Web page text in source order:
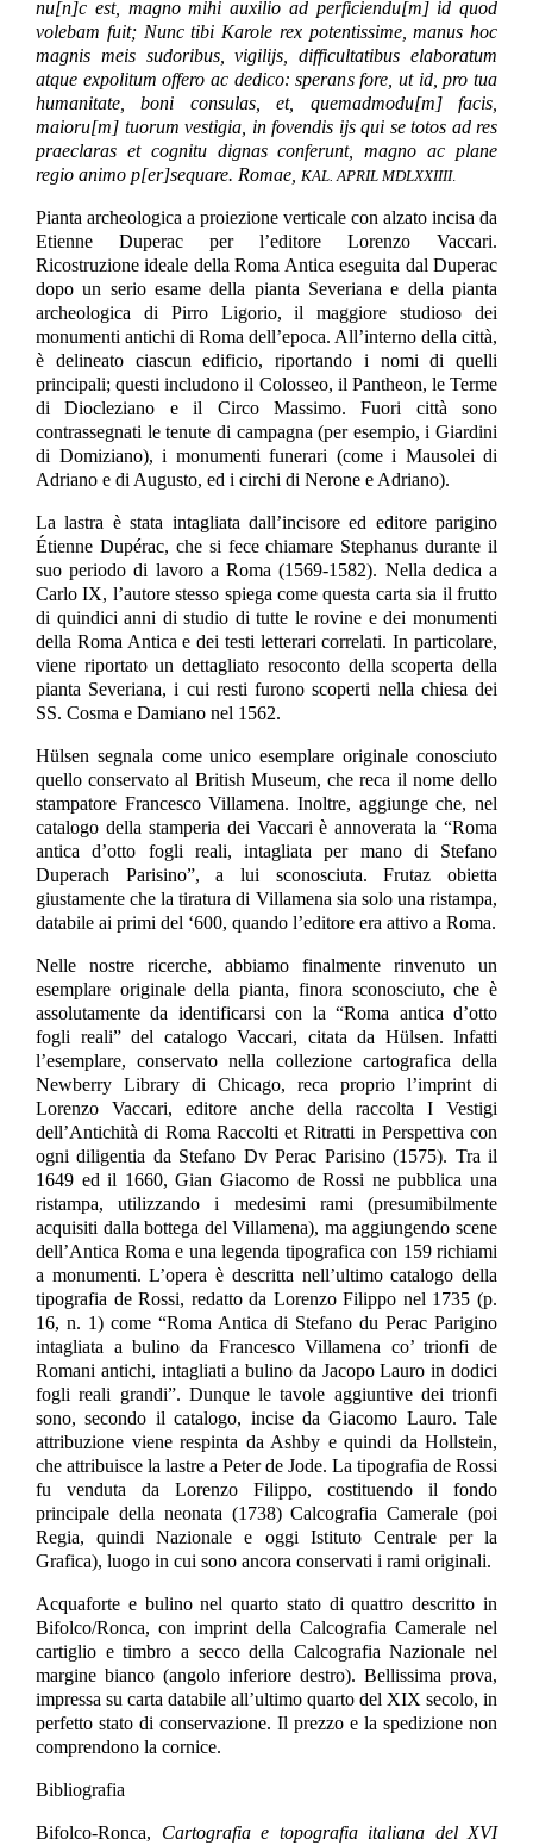
nu[n]c est, magno mihi auxilio ad perficiendu[m] id quod
volebam fuit; Nunc tibi Karole rex potentissime, manus hoc
magnis meis sudoribus, vigilijs, difficultatibus elaboratum
atque expolitum offero ac dedico: sperans fore, ut id, pro tua
humanitate, boni consulas, et, quemadmodu[m] facis,
maioru[m] tuorum vestigia, in fovendis ijs qui se totos ad res
praeclaras et cognitu dignas conferunt, magno ac plane
regio animo p[er]sequare. Romae, KAL. APRIL MDLXXIIII.
Pianta archeologica a proiezione verticale con alzato incisa da
Etienne Duperac per l’editore Lorenzo Vaccari.
Ricostruzione ideale della Roma Antica eseguita dal Duperac
dopo un serio esame della pianta Severiana e della pianta
archeologica di Pirro Ligorio, il maggiore studioso dei
monumenti antichi di Roma dell’epoca. All’interno della città,
è delineato ciascun edificio, riportando i nomi di quelli
principali; questi includono il Colosseo, il Pantheon, le Terme
di Diocleziano e il Circo Massimo. Fuori città sono
contrassegnati le tenute di campagna (per esempio, i Giardini
di Domiziano), i monumenti funerari (come i Mausolei di
Adriano e di Augusto, ed i circhi di Nerone e Adriano).
La lastra è stata intagliata dall’incisore ed editore parigino
Étienne Dupérac, che si fece chiamare Stephanus durante il
suo periodo di lavoro a Roma (1569-1582). Nella dedica a
Carlo IX, l’autore stesso spiega come questa carta sia il frutto
di quindici anni di studio di tutte le rovine e dei monumenti
della Roma Antica e dei testi letterari correlati. In particolare,
viene riportato un dettagliato resoconto della scoperta della
pianta Severiana, i cui resti furono scoperti nella chiesa dei
SS. Cosma e Damiano nel 1562.
Hülsen segnala come unico esemplare originale conosciuto
quello conservato al British Museum, che reca il nome dello
stampatore Francesco Villamena. Inoltre, aggiunge che, nel
catalogo della stamperia dei Vaccari è annoverata la “Roma
antica d’otto fogli reali, intagliata per mano di Stefano
Duperach Parisino”, a lui sconosciuta. Frutaz obietta
giustamente che la tiratura di Villamena sia solo una ristampa,
databile ai primi del ‘600, quando l’editore era attivo a Roma.
Nelle nostre ricerche, abbiamo finalmente rinvenuto un
esemplare originale della pianta, finora sconosciuto, che è
assolutamente da identificarsi con la “Roma antica d’otto
fogli reali” del catalogo Vaccari, citata da Hülsen. Infatti
l’esemplare, conservato nella collezione cartografica della
Newberry Library di Chicago, reca proprio l’imprint di
Lorenzo Vaccari, editore anche della raccolta I Vestigi
dell’Antichità di Roma Raccolti et Ritratti in Perspettiva con
ogni diligentia da Stefano Dv Perac Parisino (1575). Tra il
1649 ed il 1660, Gian Giacomo de Rossi ne pubblica una
ristampa, utilizzando i medesimi rami (presumibilmente
acquisiti dalla bottega del Villamena), ma aggiungendo scene
dell’Antica Roma e una legenda tipografica con 159 richiami
a monumenti. L’opera è descritta nell’ultimo catalogo della
tipografia de Rossi, redatto da Lorenzo Filippo nel 1735 (p.
16, n. 1) come “Roma Antica di Stefano du Perac Parigino
intagliata a bulino da Francesco Villamena co’ trionfi de
Romani antichi, intagliati a bulino da Jacopo Lauro in dodici
fogli reali grandi”. Dunque le tavole aggiuntive dei trionfi
sono, secondo il catalogo, incise da Giacomo Lauro. Tale
attribuzione viene respinta da Ashby e quindi da Hollstein,
che attribuisce la lastre a Peter de Jode. La tipografia de Rossi
fu venduta da Lorenzo Filippo, costituendo il fondo
principale della neonata (1738) Calcografia Camerale (poi
Regia, quindi Nazionale e oggi Istituto Centrale per la
Grafica), luogo in cui sono ancora conservati i rami originali.
Acquaforte e bulino nel quarto stato di quattro descritto in
Bifolco/Ronca, con imprint della Calcografia Camerale nel
cartiglio e timbro a secco della Calcografia Nazionale nel
margine bianco (angolo inferiore destro). Bellissima prova,
impressa su carta databile all’ultimo quarto del XIX secolo, in
perfetto stato di conservazione. Il prezzo e la spedizione non
comprendono la cornice.
Bibliografia
Bifolco-Ronca, Cartografia e topografia italiana del XVI